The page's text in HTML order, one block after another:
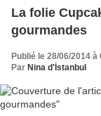
La folie
gourmandes
Publié le 28/06/2014 à
Par Nina d'İstanbul